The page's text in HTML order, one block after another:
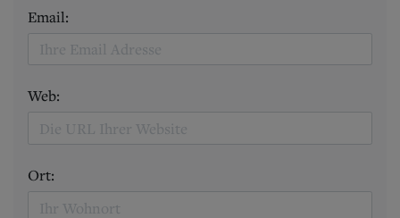
Email:
Web:
Ort: